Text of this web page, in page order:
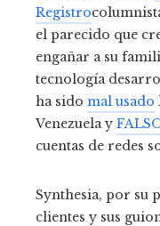
Registro
el parecido que
engañar a su
tecnología
ha sido mal usado
Venezuela y
cuentas de redes
Synthesia, por su
clientes y sus